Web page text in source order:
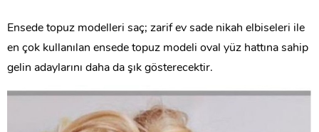
Ensede topuz modelleri saç; zarif ev sade nikah elbiseleri ile
en çok kullanılan ensede topuz modeli oval yüz hattına sahip
gelin adaylarını daha da şık gösterecektir.